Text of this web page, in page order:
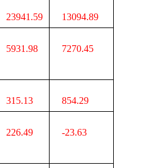
23941.59 13094.89
5931.98 7270.45
315.13 854.29
226.49 -23.63